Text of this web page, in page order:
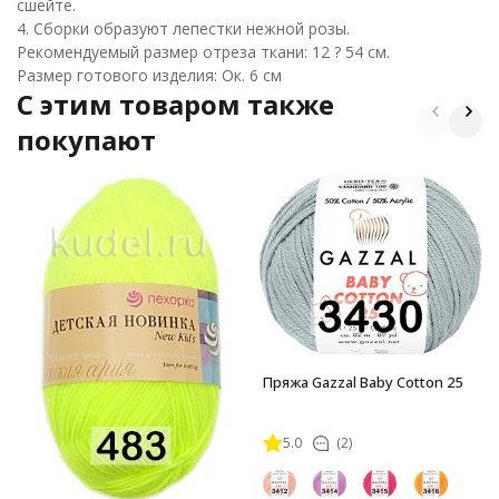
сшейте.
4. Сборки образуют лепестки нежной розы.
Рекомендуемый размер отреза ткани: 12 ? 54 см.
Размер готового изделия: Ок. 6 см
C этим товаром также
покупают
Пряжа Gazzal Baby Cotton 25
5.0 (2)